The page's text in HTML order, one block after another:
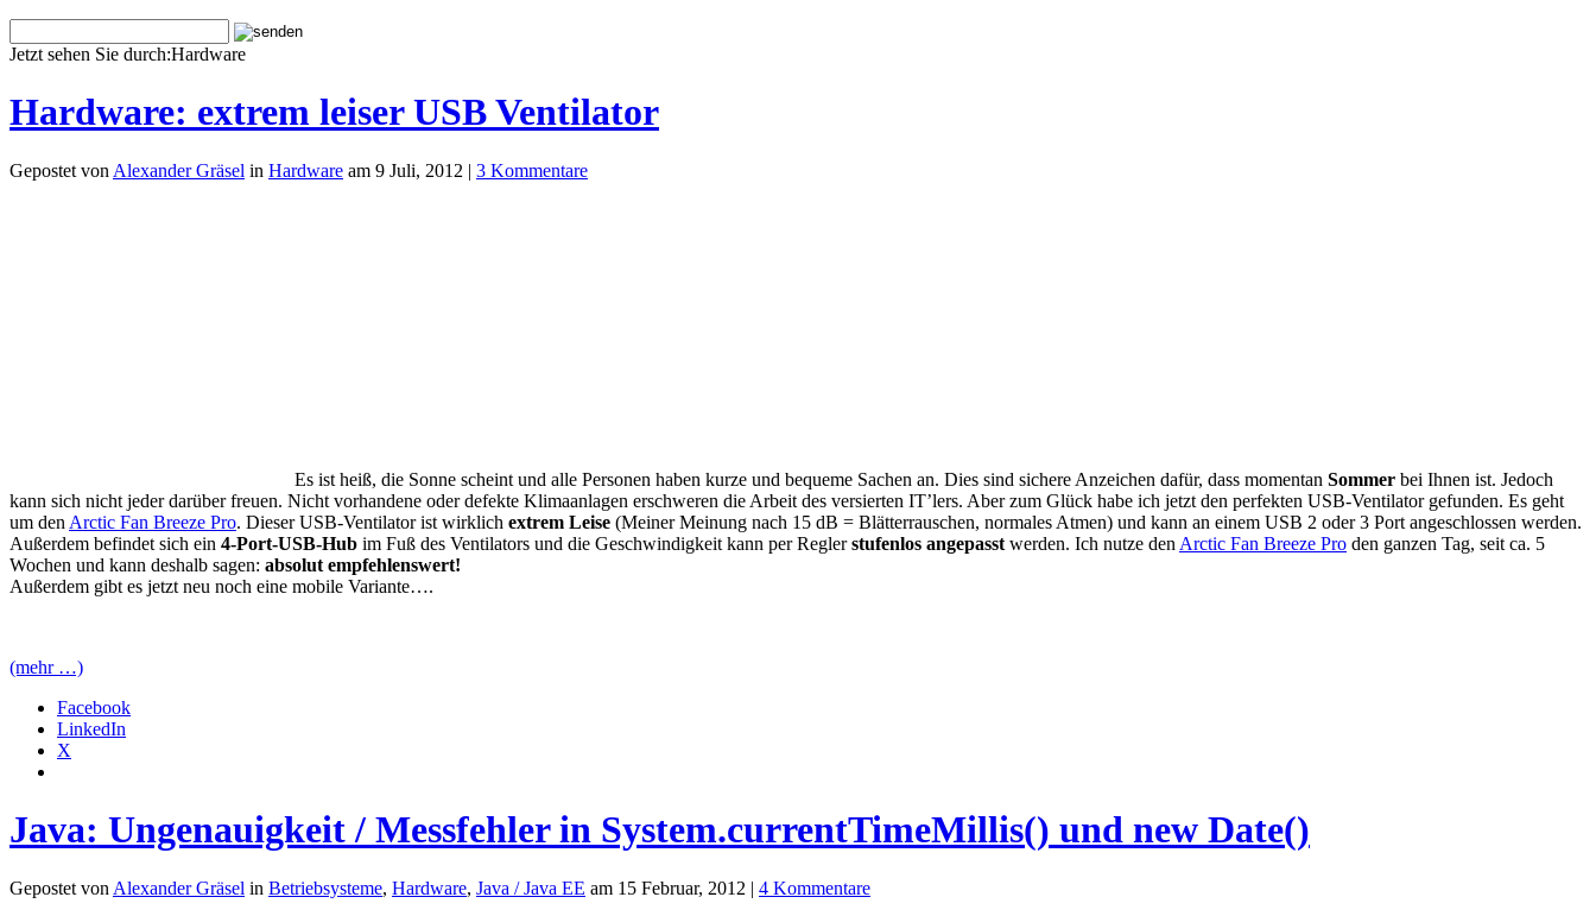
Jetzt sehen Sie durch:Hardware
Hardware: extrem leiser USB Ventilator
Gepostet von Alexander Gräsel in Hardware am 9 Juli, 2012 | 3 Kommentare
Es ist heiß, die Sonne scheint und alle Personen haben kurze und bequeme Sachen an. Dies sind sichere Anzeichen dafür, dass momentan Sommer bei Ihnen ist. Jedoch
kann sich nicht jeder darüber freuen. Nicht vorhandene oder defekte Klimaanlagen erschweren die Arbeit des versierten IT’lers. Aber zum Glück habe ich jetzt den perfekten USB-Ventilator gefunden. Es geht
um den Arctic Fan Breeze Pro. Dieser USB-Ventilator ist wirklich extrem Leise (Meiner Meinung nach 15 dB = Blätterrauschen, normales Atmen) und kann an einem USB 2 oder 3 Port angeschlossen werden.
Außerdem befindet sich ein 4-Port-USB-Hub im Fuß des Ventilators und die Geschwindigkeit kann per Reglerstufenlos angepasst werden. Ich nutze den Arctic Fan Breeze Pro den ganzen Tag, seit ca. 5
Wochen und kann deshalb sagen: absolut empfehlenswert!
Außerdem gibt es jetzt neu noch eine mobile Variante….
(mehr …)
Facebook
LinkedIn
X
Java: Ungenauigkeit / Messfehler in System.currentTimeMillis() und new Date()
Gepostet von Alexander Gräsel in Betriebsysteme, Hardware, Java / Java EE am 15 Februar, 2012 | 4 Kommentare